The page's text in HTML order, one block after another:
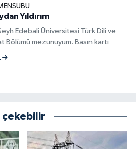
Yıldırım
Edebali Üniversitesi Türk Dili ve
Bölümü mezunuyum. Basın kartı
gazeteci olarak, güncel gelişmeleri
ve tarafsız bilgilerle buluşturmayı
Habercilik anlayışımda etik
ürettiğim içeriklerle kamuoyuna
çekebilir